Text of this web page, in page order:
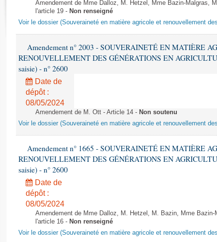
Rapports d'enquête
Rapports législatifs
Rapports sur l'application des lois
Dossiers législatifs
Budget et sécurité sociale
Questions écrites et orales
Comptes rendus des débats
Amendement de Mme Dalloz, M. Hetzel, Mme Bazin-Malgras,
l'article 19 - Non renseigné
Voir le dossier (Souveraineté en matière agricole et renouvellement
Amendement n° 2003 - SOUVERAINETÉ EN MATIÈRE
RENOUVELLEMENT DES GÉNÉRATIONS EN
saisie) - n° 2600
Date de
dépôt :
08/05/2024
Amendement de M. Ott - Article 14 - Non soutenu
Voir le dossier (Souveraineté en matière agricole et renouvellement
Amendement n° 1665 - SOUVERAINETÉ EN MATIÈRE
RENOUVELLEMENT DES GÉNÉRATIONS EN
saisie) - n° 2600
Date de
dépôt :
08/05/2024
Amendement de Mme Dalloz, M. Hetzel, M. Bazin, Mme
l'article 16 - Non renseigné
Voir le dossier (Souveraineté en matière agricole et renouvellement